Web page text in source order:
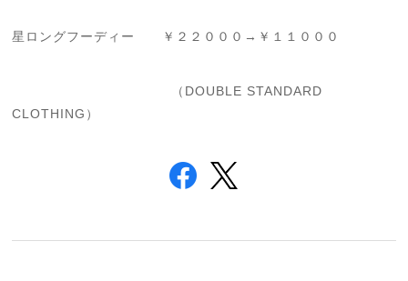
星ロングフーディー ￥２２０００→￥１１０００
（DOUBLE STANDARD
CLOTHING）